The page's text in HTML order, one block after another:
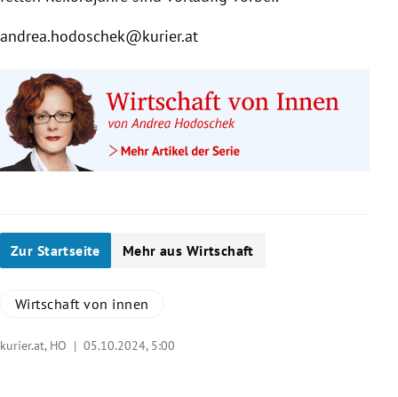
andrea.hodoschek@kurier.at
Zur Startseite Mehr aus Wirtschaft
Wirtschaft von innen
kurier.at, HO | 05.10.2024, 5:00